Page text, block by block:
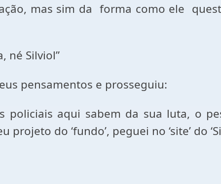
mas sim da forma como ele
né Silviol”
pensamentos e prosseguiu:
policiais aqui sabem da sua luta, o
do ‘fundo’, peguei no ‘site’ do